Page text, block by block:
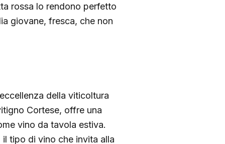
rossa lo rendono perfetto
giovane, fresca, che non
della viticoltura
Cortese, offre una
vino da tavola estiva.
tipo di vino che invita alla